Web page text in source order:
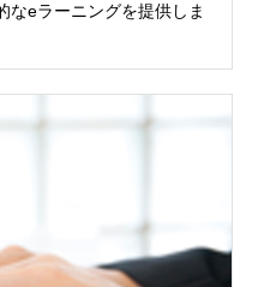
なeラーニングを提供しま